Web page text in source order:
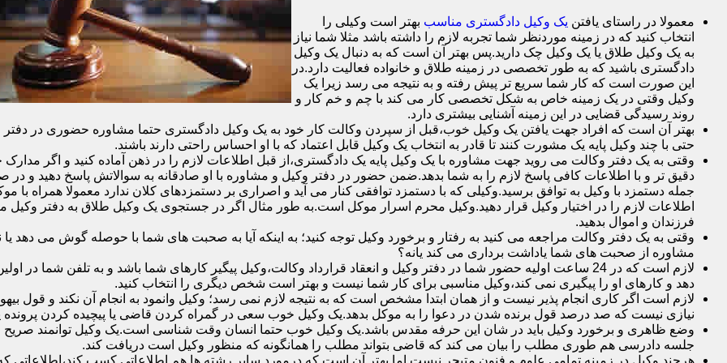
معمولا در راستای یافتن یک وکیل دادگستری مناسب بهتر است وکیلی را
انتخاب کنید که در زمینه موردنظر شما تجربه لازم را داشته باشد مثلا شما نیاز
به یک وکیل طلاق یا یک وکیل چک دارید.پس بهتر آن است که به دنبال یک وکیل
دادگستری باشید که به طور تخصصی در زمینه طلاق و خانواده فعالیت دارد.در
این صورت است که کار شما سریع تر پیش رفته و به نتیجه می رسد زیرا یک
وکیل وقتی در یک زمینه خاص به شکل تخصصی کار می کند با چم و خم کار و
روند رسیدگی قضایی در این زمینه آشنایی بیشتری دارد.
بهتر آن است که افراد جهت یافتن یک وکیل خوب،قبل از سپردن وکالت کار خود به یک وکیل دادگستری حتما مشاوره حضوری در دفتر
حتی با چند وکیل پایه یک مشورت کنند تا قادر به انتخاب یک وکیل قابل اعتماد که با او احساس راحتی دارند باشند.
وقتی به یک دفتر وکالت می روید جهت مشاوره با یک وکیل پایه یک دادگستری،از قبل اطلاعات لازم را در ذهن آماده کنید و اگر مدارک
دقیق تر و با اطلاعات کافی پاسخ لازم را به شما بدهد.ضمن حضور در دفتر وکیل و مشاوره با او صادقانه به سوالاتش پاسخ دهید و در
جمله دستمزد با وکیل به توافق برسید.وکیلی که با دستمزد توافقی کنار می آید و اصراری بر دستمزدهای کلان ندارد معمولا همراه با
اطلاعات لازم را در اختیار وکیل قرار دهید.وکیل محرم اسرار موکل است.به طور مثال اگر در جستجوی یک وکیل طلاق به دفتر
فرزندان و اموال بدهید.
وقتی به یک دفتر وکالت مراجعه می کنید به رفتار و برخورد وکیل توجه کنید؛ به اینکه آیا به صحبت های شما با حوصله گوش می
مشاوره از صحبت های شما یاداشت برداری می کند یانه؟
لازم است که در 24 ساعت اولیه حضور شما در دفتر وکیل و انعقاد قرارداد وکالت،وکیل پیگیر کارهای شما باشد و به تلفن
دهد و کارهای او را پیگیری نمی کند،وکیل مناسبی برای کار شما نیست و بهتر است شخص دیگری را انتخاب کنید.
لازم است اگر کاری انجام پذیر نیست و از همان ابتدا مشخص است که به نتیجه لازم نمی رسد؛ وکیل وانمود به انجام آن نکند و قول
نیازی نیست که صد درصد قول برنده شدن در دعوا را به موکل بدهد.یک وکیل خوب سعی در گمراه کردن قاضی یا پیچیده کردن پرونده یا
وضع ظاهری و برخورد وکیل باید در شان این حرفه مقدس باشد.یک وکیل خوب حتما انسان وقت شناسی است.یک وکیل توانمند
جلسه دادرسی هم طوری مطلب را بیان می کند که قاضی بتواند مطلب را همانگونه که منظور وکیل است دریافت کند.